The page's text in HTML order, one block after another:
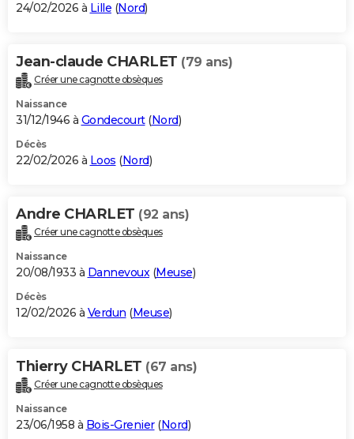
24/02/2026 à Lille (Nord)
Jean-claude CHARLET (79 ans)
Créer une cagnotte obsèques
Naissance
31/12/1946 à Gondecourt(Nord)
Décès
22/02/2026 à Loos (Nord)
Andre CHARLET (92 ans)
Créer une cagnotte obsèques
Naissance
20/08/1933 à Dannevoux(Meuse)
Décès
12/02/2026 à Verdun (Meuse)
Thierry CHARLET (67 ans)
Créer une cagnotte obsèques
Naissance
23/06/1958 à Bois-Grenier(Nord)